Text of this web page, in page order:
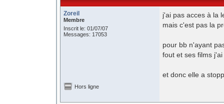
Zoreil
Membre
Inscrit le: 01/07/07
Messages: 17053
j'ai pas acces à la
mais c'est pas la
pour bb n'ayant
fout et ses films
et donc elle a
Hors ligne